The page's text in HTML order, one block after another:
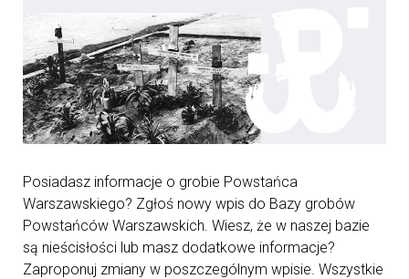
Posiadasz informacje o grobie Powstańca
Warszawskiego? Zgłoś nowy wpis do Bazy grobów
Powstańców Warszawskich. Wiesz, że w naszej bazie
są nieścisłości lub masz dodatkowe informacje?
Zaproponuj zmiany w poszczególnym wpisie. Wszystkie